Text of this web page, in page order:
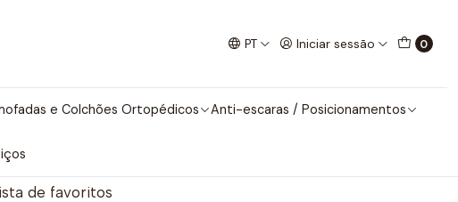
PT Iniciar sessão 0
e Colchões Ortopédicos Anti-escaras / Posicionamentos
Universais
de favoritos